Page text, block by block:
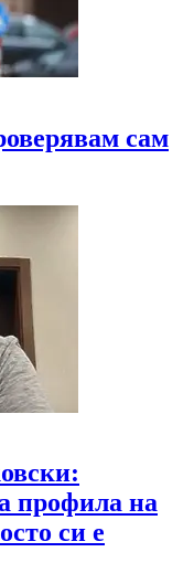
сам
профила на
си е